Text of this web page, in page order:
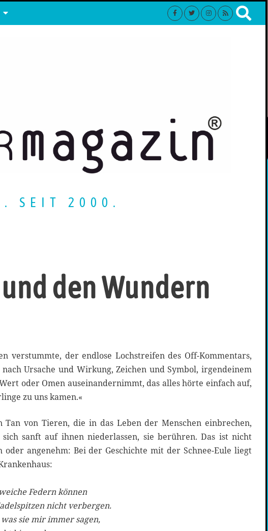
SEIT 2000.
den Wundern
verstummte, der endlose Lochstreifen des Off-Kommentars,
Ursache und Wirkung, Zeichen und Symbol, irgendeinem
oder Omen auseinandernimmt, das alles hörte einfach auf,
zu uns kamen.«
Tan von Tieren, die in das Leben der Menschen einbrechen,
sanft auf ihnen niederlassen, sie berühren. Das ist nicht
angenehm: Bei der Geschichte mit der Schnee-Eule liegt
Federn können
nicht verbergen.
sie mir immer sagen,